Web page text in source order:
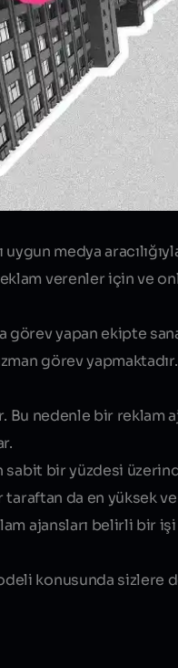
medya
verenler için ve
görev yapan ekipte
görev yapmaktadır.
nedenle bir reklam
sabit bir yüzdesi
da en yüksek
ajansları belirli bir
konusunda sizlere